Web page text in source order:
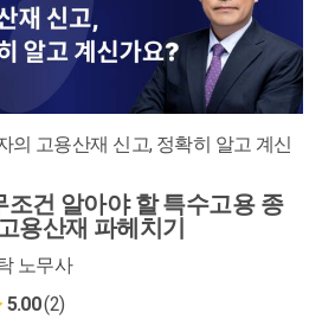
의 고용산재 신고, 정확히 알고 계신
조건 알아야 할 특수고용 종
용산재 파헤치기
노무사
5.00(2)